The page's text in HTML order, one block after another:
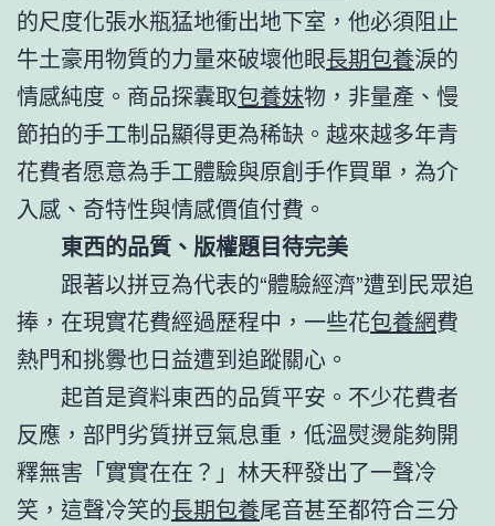
的尺度化張水瓶猛地衝出地下室，他必須阻止
牛土豪用物質的力量來破壞他眼長期包養淚的
情感純度。商品探囊取包養妹物，非量產、慢
節拍的手工制品顯得更為稀缺。越來越多年青
花費者愿意為手工體驗與原創手作買單，為介
入感、奇特性與情感價值付費。
東西的品質、版權題目待完美
跟著以拼豆為代表的“體驗經濟”遭到民眾追
捧，在現實花費經過歷程中，一些花包養網費
熱門和挑釁也日益遭到追蹤關心。
起首是資料東西的品質平安。不少花費者
反應，部門劣質拼豆氣息重，低溫熨燙能夠開
釋無害「實實在在？」林天秤發出了一聲冷
笑，這聲冷笑的長期包養尾音甚至都符合三分